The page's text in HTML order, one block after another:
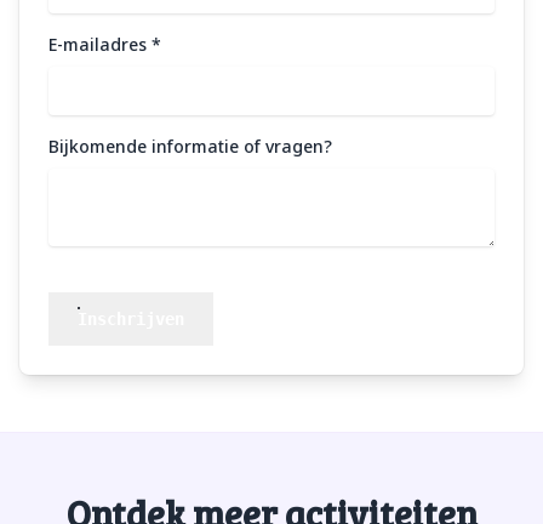
E-mailadres *
Bijkomende informatie of vragen?
Ontdek meer activiteiten